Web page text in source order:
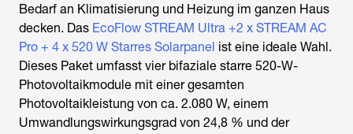
Bedarf an Klimatisierung und Heizung im ganzen Haus
decken. Das EcoFlow STREAM Ultra +2 x STREAM AC
Pro + 4 x 520 W Starres Solarpanel ist eine ideale Wahl.
Dieses Paket umfasst vier bifaziale starre 520-W-
Photovoltaikmodule mit einer gesamten
Photovoltaikleistung von ca. 2.080 W, einem
Umwandlungswirkungsgrad von 24,8 % und der